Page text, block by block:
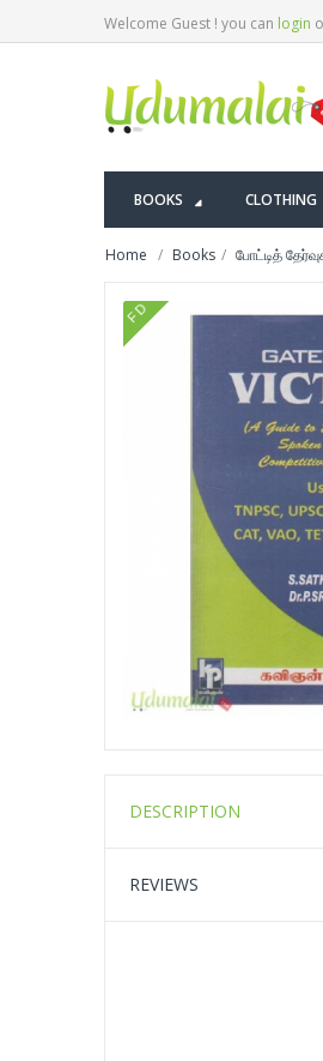
Welcome Guest ! you can login
BOOKS CLOTHING
Home Books போட்டித்
FD
DESCRIPTION
REVIEWS